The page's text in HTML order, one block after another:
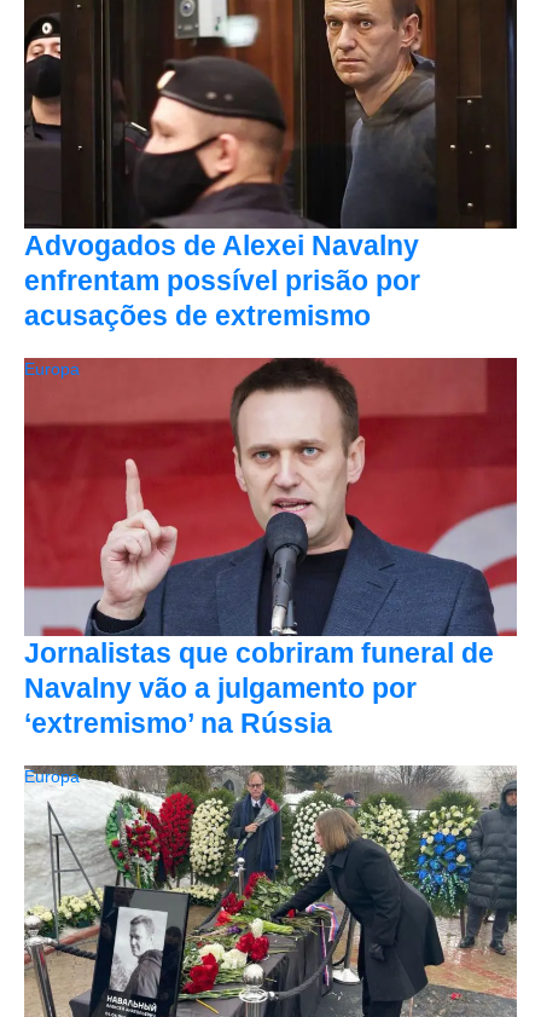
Advogados de Alexei Navalny
enfrentam possível prisão por
acusações de extremismo
Jornalistas que cobriram funeral de
Navalny vão a julgamento por
‘extremismo’ na Rússia
Europa
Europa